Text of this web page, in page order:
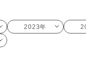
2023年